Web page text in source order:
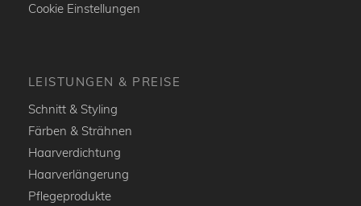
Cookie Einstellungen
LEISTUNGEN & PREISE
Schnitt & Styling
Färben & Strähnen
Haarverdichtung
Haarverlängerung
Pflegeprodukte